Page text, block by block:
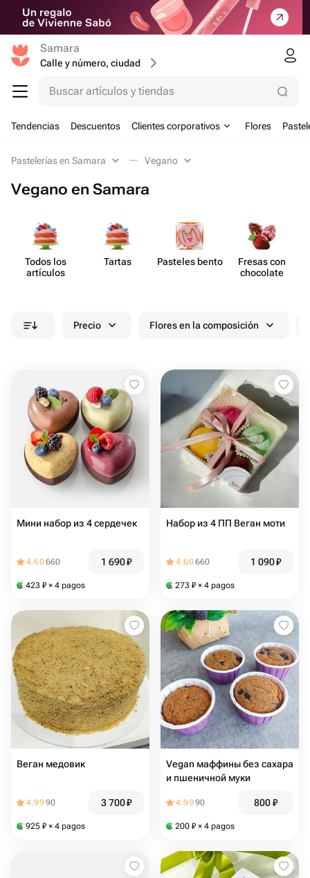
Samara
Calle y número, ciudad
Buscar artículos y tiendas
Tendencias Descuentos Clientes corporativos Flores
Pastelerías en Samara Vegano
Vegano en Samara
Todos los
artículos
Tartas Pasteles bento
Fresas con
chocolate
Precio Flores en la composición
Мини набор из 4 сердечек
4.60660 1 690₽
423 ₽ × 4 pagos
Набор из 4 ПП Веган моти
4.60660 1 090₽
273 ₽ × 4 pagos
Веган медовик
4.9990 3 700₽
925 ₽ × 4 pagos
Vegan маффины без сахара
и пшеничной муки
4.9990 800₽
200 ₽ × 4 pagos